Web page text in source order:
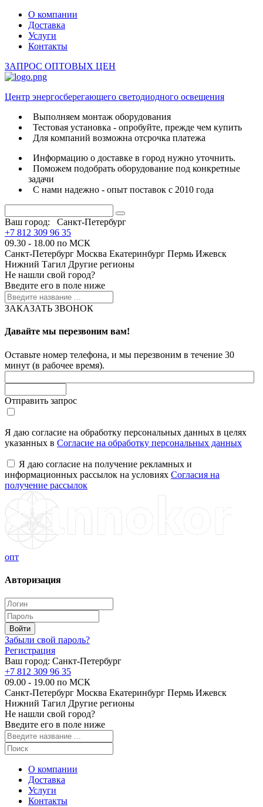
О компании
Доставка
Услуги
Контакты
ЗАПРОС ОПТОВЫХ ЦЕН
Центр энергосберегающего светодиодного освещения
Выполняем монтаж оборудования
Тестовая установка - опробуйте, прежде чем купить
Для компаний возможна отсрочка платежа
Информацию о доставке в город нужно уточнить.
Поможем подобрать оборудование под конкретные
задачи
С нами надежно - опыт поставок с 2010 года
Ваш город:
Санкт-Петербург
+7 812 309 96 35
09.30 - 18.00 по МСК
Санкт-Петербург Москва Екатеринбург Пермь Ижевск
Нижний Тагил Другие регионы
Не нашли свой город?
Введите его в поле ниже
ЗАКАЗАТЬ ЗВОНОК
Давайте мы перезвоним вам!
Оставьте номер телефона, и мы перезвоним в течение 30
минут (в рабочее время).
Отправить запрос
Я даю согласие на обработку персональных данных в целях
указанных в Согласие на обработку персональных данных
Я даю согласие на получение рекламных и
информационных рассылок на условиях Согласия на
получение рассылок
опт
Авторизация
Забыли свой пароль?
Регистрация
Ваш город: Санкт-Петербург
+7 812 309 96 35
09.00 - 19.00 по МСК
Санкт-Петербург Москва Екатеринбург Пермь Ижевск
Нижний Тагил Другие регионы
Не нашли свой город?
Введите его в поле ниже
О компании
Доставка
Услуги
Контакты